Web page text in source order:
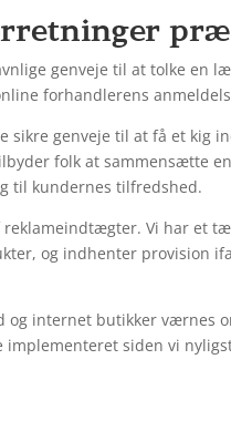
genveje til at tolke en
forhandlerens
sikre genveje til at få et kig
folk at sammensætte
til kundernes tilfredshed.
reklameindtægter. Vi har et
og indhenter provision
og internet butikker værnes
siden vi